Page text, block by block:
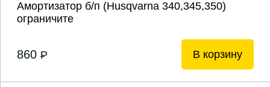
Амортизатор б/п (Husqvarna 340,345,350)
ограничите
860 P В корзину